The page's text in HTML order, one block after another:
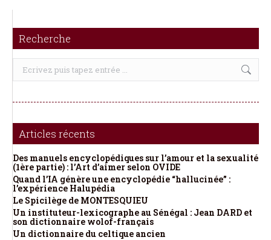
Recherche
Recherche
Articles récents
Des manuels encyclopédiques sur l’amour et la sexualité
(1ère partie) : l’Art d’aimer selon OVIDE
Quand l’IA génère une encyclopédie “hallucinée” :
l’expérience Halupédia
Le Spicilège de MONTESQUIEU
Un instituteur-lexicographe au Sénégal : Jean DARD et
son dictionnaire wolof-français
Un dictionnaire du celtique ancien